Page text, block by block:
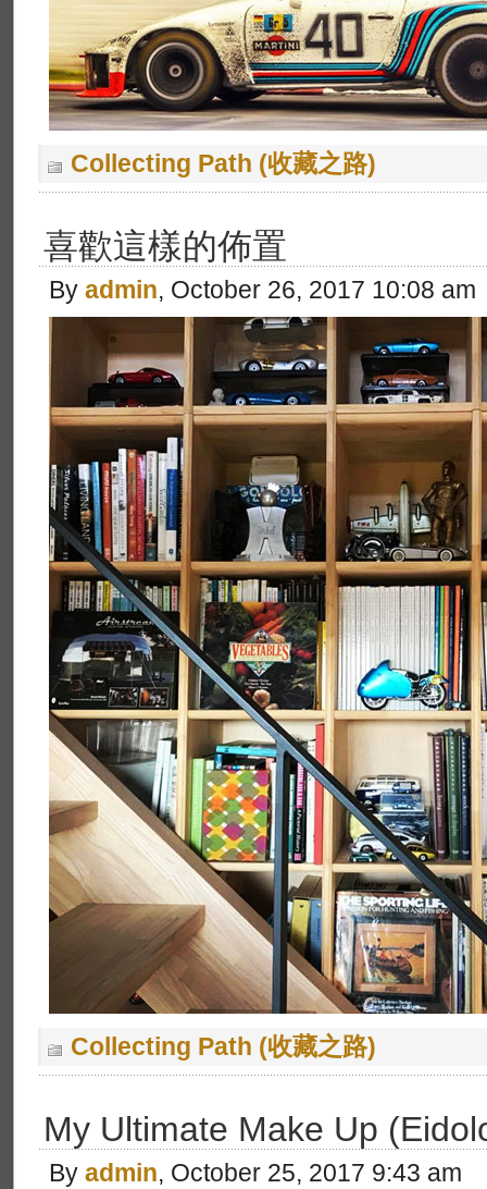
Collecting Path (收藏之路)
喜歡這樣的佈置
By admin, October 26, 2017 10:08 am
Collecting Path (收藏之路)
My Ultimate Make Up
By admin, October 25, 2017 9:43 am